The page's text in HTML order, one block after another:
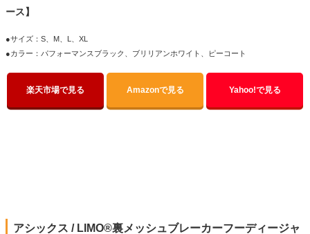
ース】
●サイズ：S、M、L、XL
●カラー：パフォーマンスブラック、ブリリアンホワイト、ピーコート
楽天市場で見る Amazonで見る Yahoo!で見る
アシックス / LIMO®裏メッシュブレーカーフーディージャ